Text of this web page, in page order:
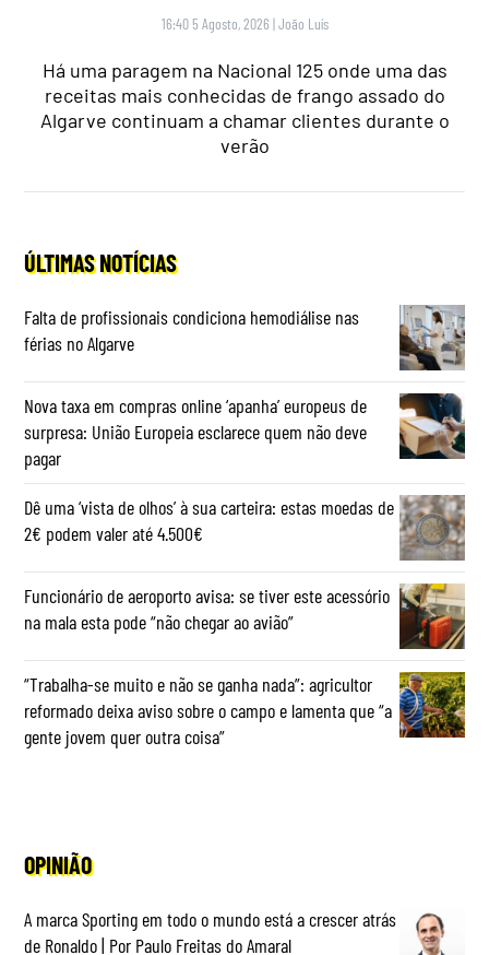
16:40 5 Agosto, 2026 |João Luís
Há uma paragem na Nacional 125 onde uma das
receitas mais conhecidas de frango assado do
Algarve continuam a chamar clientes durante o
verão
ÚLTIMAS NOTÍCIAS
Falta de profissionais condiciona hemodiálise nas
férias no Algarve
Nova taxa em compras online ‘apanha’ europeus de
surpresa: União Europeia esclarece quem não deve
pagar
Dê uma ‘vista de olhos’ à sua carteira: estas moedas de
2€ podem valer até 4.500€
Funcionário de aeroporto avisa: se tiver este acessório
na mala esta pode “não chegar ao avião”
“Trabalha-se muito e não se ganha nada”: agricultor
reformado deixa aviso sobre o campo e lamenta que “a
gente jovem quer outra coisa”
OPINIÃO
A marca Sporting em todo o mundo está a crescer atrás
de Ronaldo | Por Paulo Freitas do Amaral